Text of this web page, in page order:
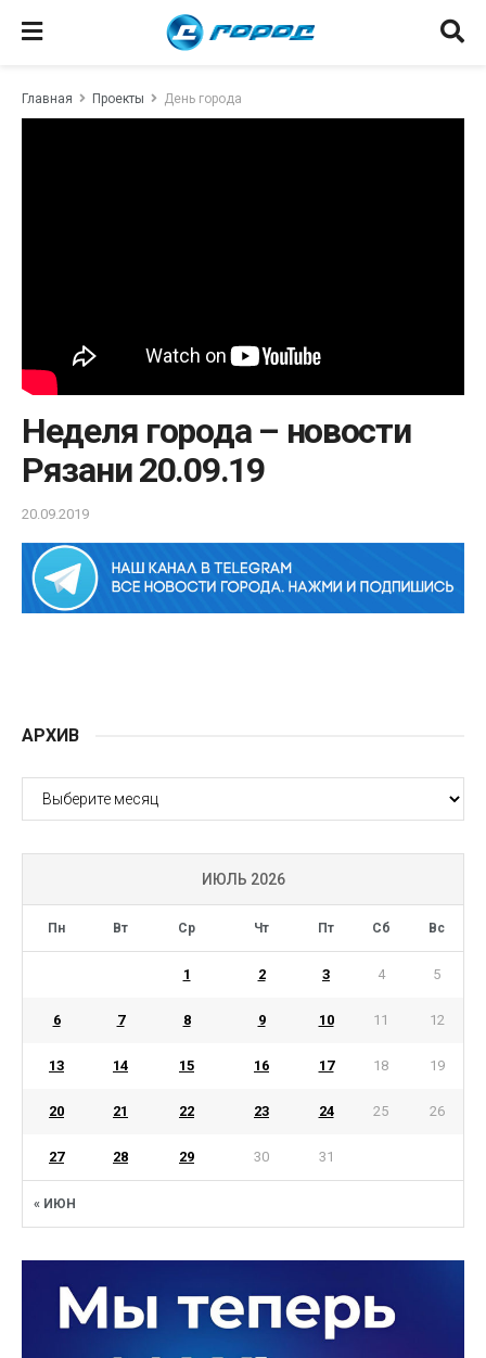
Главная Проекты День города
Неделя города – новости
Рязани 20.09.19
20.09.2019
АРХИВ
АРХИВ
ИЮЛЬ 2026
Пн Вт Ср Чт Пт Сб Вс
« ИЮН
1 2 3 4 5
6 7 8 9 10 11 12
13 14 15 16 17 18 19
20 21 22 23 24 25 26
27 28 29 30 31